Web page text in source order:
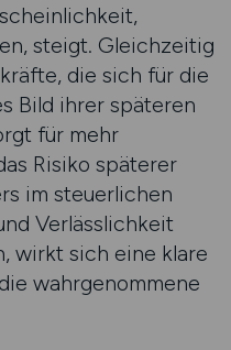
steigt. Gleichzeitig
die sich für die
Bild ihrer späteren
für mehr
Risiko späterer
im steuerlichen
Verlässlichkeit
wirkt sich eine klare
wahrgenommene